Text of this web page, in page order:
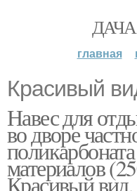
главная
Красивый
Навес для
во дворе
материалов
Красивый вид,